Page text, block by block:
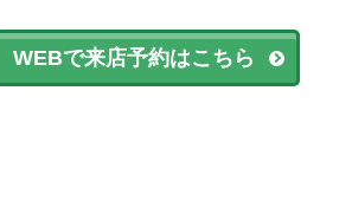
WEBで来店予約はこちら